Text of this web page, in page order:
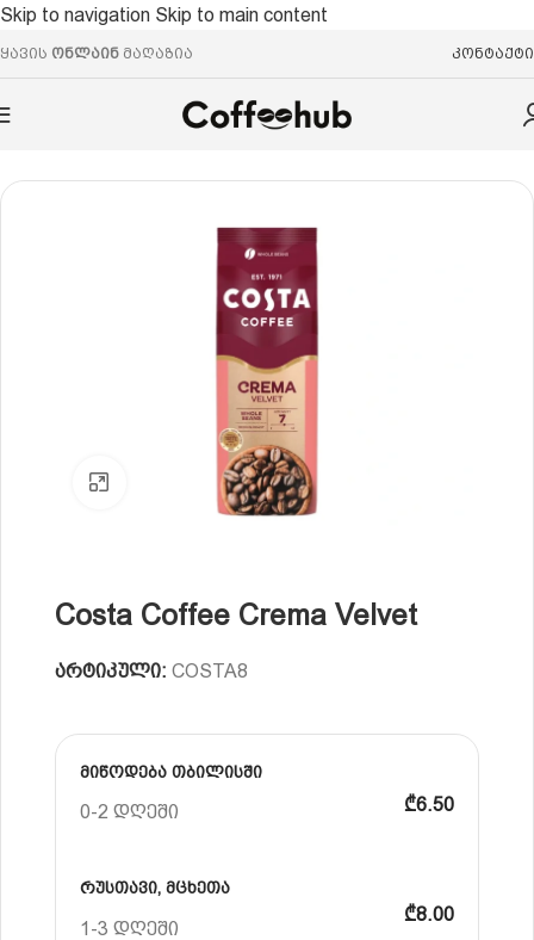
Skip to navigation Skip to main content
ყავის ონლაინ მაღაზია კონტაქტი
Click to enlarge
Costa Coffee Crema Velvet
არტიკული: COSTA8
მიწოდება თბილისში
0-2 დღეში ₾6.50
რუსთავი, მცხეთა
1-3 დღეში
₾8.00